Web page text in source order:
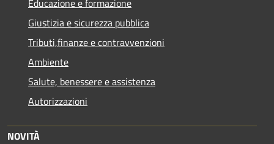
Educazione e formazione
Giustizia e sicurezza pubblica
Tributi,finanze e contravvenzioni
Ambiente
Salute, benessere e assistenza
Autorizzazioni
NOVITÀ